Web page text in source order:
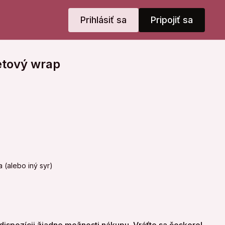
Prihlásiť sa Pripojiť sa
wrap
(alebo iný syr)